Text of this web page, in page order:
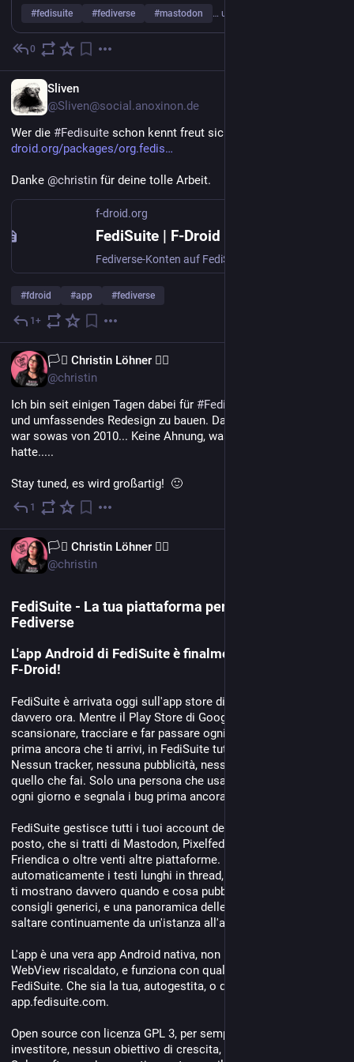
Open source under GPL 3, forever. No investor, no growth
target, no exit. Just software that belongs to you, not the
other way around.
fedisuite.com
#fedisuite #fediverse #mastodon … und 7 weitere
0
Sliven
@Sliven@social.anoxinon.de
Wer die #Fedisuite schon kennt freut sich bestimmt darüber.
droid.org/packages/org.fedis
Danke @christin für deine tolle Arbeit.
f-droid.org
#fdroid #app #fediverse
1+
🏳️‍⚧️ Christin Löhner 🏳️‍🌈
@christin
Ich bin seit einigen Tagen dabei für #FediSuite
und umfassendes Redesign zu bauen. Das bisherige Design
war sowas von 2010... Keine Ahnung, was mich da geritten
hatte.....
Stay tuned, es wird großartig!  🙂
1
🏳️‍⚧️ Christin Löhner 🏳️‍🌈
@christin
FediSuite - La tua piattaforma per gestire il
Fediverse
L'app Android di FediSuite è finalmente disponibile su
F-Droid!
FediSuite è arrivata oggi sull'app store di F-Droid, ed era
davvero ora. Mentre il Play Store di Google preferisce
scansionare, tracciare e far passare ogni app dal proprio cloud
prima ancora che ti arrivi, in FediSuite tutto questo non esiste.
Nessun tracker, nessuna pubblicità, nessuna azienda che legge
quello che fai. Solo una persona che usa il proprio software
ogni giorno e segnala i bug prima ancora che tu te ne accorga.
FediSuite gestisce tutti i tuoi account del Fediverse in un unico
posto, che si tratti di Mastodon, Pixelfed, PeerTube, Misskey,
Friendica o oltre venti altre piattaforme. Pianifica i post, dividi
automaticamente i testi lunghi in thread, ottieni statistiche che
ti mostrano davvero quando e cosa pubblicare invece dei soliti
consigli generici, e una panoramica delle notifiche senza dover
saltare continuamente da un'istanza all'altra.
L'app è una vera app Android nativa, non l'ennesimo wrapper
WebView riscaldato, e funziona con qualsiasi istanza
FediSuite. Che sia la tua, autogestita, o quella ufficiale su
app.fedisuite.com.
Open source con licenza GPL 3, per sempre. Nessun
investitore, nessun obiettivo di crescita, nessuna exit strategy.